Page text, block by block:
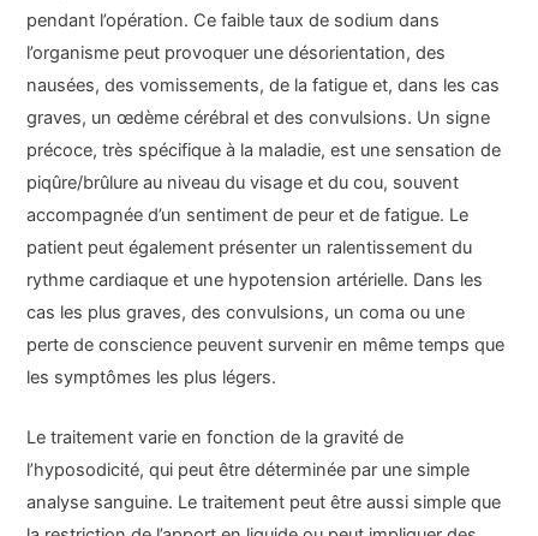
pendant l’opération. Ce faible taux de sodium dans
l’organisme peut provoquer une désorientation, des
nausées, des vomissements, de la fatigue et, dans les cas
graves, un œdème cérébral et des convulsions. Un signe
précoce, très spécifique à la maladie, est une sensation de
piqûre/brûlure au niveau du visage et du cou, souvent
accompagnée d’un sentiment de peur et de fatigue. Le
patient peut également présenter un ralentissement du
rythme cardiaque et une hypotension artérielle. Dans les
cas les plus graves, des convulsions, un coma ou une
perte de conscience peuvent survenir en même temps que
les symptômes les plus légers.
Le traitement varie en fonction de la gravité de
l’hyposodicité, qui peut être déterminée par une simple
analyse sanguine. Le traitement peut être aussi simple que